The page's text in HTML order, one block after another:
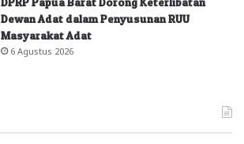
Dewan Adat dalam Penyusunan RUU
Masyarakat Adat
6 Agustus 2026